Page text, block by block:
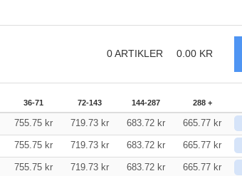
0ARTIKLER 0.00 KR
36-71 72-143 144-287 288 +
755.75 kr 719.73 kr 683.72 kr 665.77 kr
755.75 kr 719.73 kr 683.72 kr 665.77 kr
755.75 kr 719.73 kr 683.72 kr 665.77 kr